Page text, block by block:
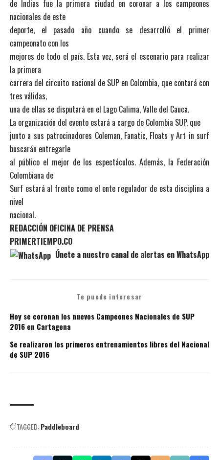
de Indias fue la primera ciudad en coronar a los campeones
nacionales de este
deporte, el pasado año cuando se desarrolló el primer
campeonato con los
mejores de todo el país. Esta vez, será el escenario para realizar
la primera
carrera del circuito nacional de SUP en Colombia, que contará con
tres válidas,
una de ellas se disputará en el Lago Calima, Valle del Cauca.
La organización del evento estará a cargo de Colombia SUP, que
junto a sus patrocinadores Coleman, Fanatic, Floats y Art in surf
buscarán entregarle
al público el mejor de los espectáculos. Además, la Federación
Colombiana de
Surf estará al frente como el ente regulador de esta disciplina a
nivel
nacional.
REDACCIÓN OFICINA DE PRENSA
PRIMERTIEMPO.CO
Únete a nuestro canal de alertas en WhatsApp
Te puede interesar
Hoy se coronan los nuevos Campeones Nacionales de SUP
2016 en Cartagena
Se realizaron los primeros entrenamientos libres del Nacional
de SUP 2016
TAGGED:Paddleboard